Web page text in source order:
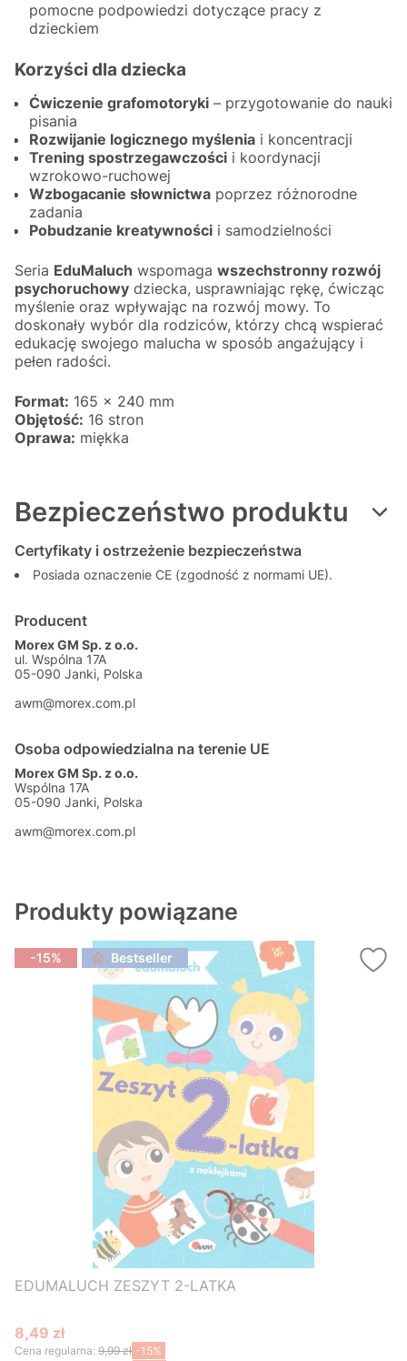
pomocne podpowiedzi dotyczące pracy z
dzieckiem
Korzyści dla dziecka
Ćwiczenie grafomotoryki – przygotowanie do nauki
pisania
Rozwijanie logicznego myślenia i koncentracji
Trening spostrzegawczości i koordynacji
wzrokowo-ruchowej
Wzbogacanie słownictwa poprzez różnorodne
zadania
Pobudzanie kreatywności i samodzielności
Seria EduMaluch wspomaga wszechstronny rozwój
psychoruchowy dziecka, usprawniając rękę, ćwicząc
myślenie oraz wpływając na rozwój mowy. To
doskonały wybór dla rodziców, którzy chcą wspierać
edukację swojego malucha w sposób angażujący i
pełen radości.
Format: 165 x 240 mm
Objętość: 16 stron
Oprawa: miękka
Bezpieczeństwo produktu
Certyfikaty i ostrzeżenie bezpieczeństwa
Posiada oznaczenie CE (zgodność z normami UE).
Producent
Morex GM Sp. z o.o.
ul. Wspólna 17A
05-090 Janki, Polska
awm@morex.com.pl
Osoba odpowiedzialna na terenie UE
Morex GM Sp. z o.o.
Wspólna 17A
05-090 Janki, Polska
awm@morex.com.pl
Produkty powiązane
-15% Bestseller
EDUMALUCH ZESZYT 2-LATKA
Cena promocyjna
8,49 zł
Cena regularna: 9,99 zł -15%